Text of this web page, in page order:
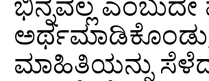
ಅರ್ಥಮಾಡಿಕೊಂಡು,
ಮಾಹಿತಿಯನ್ನು